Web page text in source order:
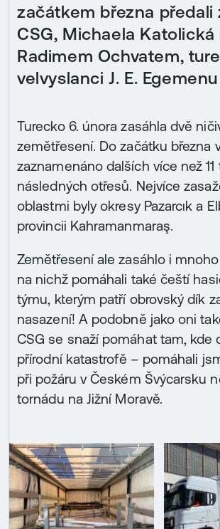
začátkem března předali
CSG, Michaela Katolická
Radimem Ochvatem,
velvyslanci J. E.
Turecko 6. února zasáhla dvě
zemětřesení. Do začátku března
zaznamenáno dalších více než 11
následných otřesů. Nejvíce
oblastmi byly okresy Pazarcık a
provincii Kahramanmaraş.
Zemětřesení ale zasáhlo i
na nichž pomáhali také čeští
týmu, kterým patří obrovský dík
nasazení! A podobně jako oni
CSG se snaží pomáhat tam, kde
přírodní katastrofě – pomáhali
při požáru v Českém Švýcarsku
tornádu na Jižní Moravě.